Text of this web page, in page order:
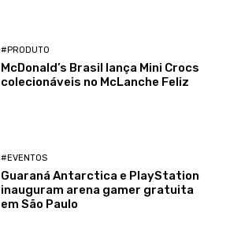
#PRODUTO
McDonald’s Brasil lança Mini Crocs
colecionáveis no McLanche Feliz
#EVENTOS
Guaraná Antarctica e PlayStation
inauguram arena gamer gratuita
em São Paulo